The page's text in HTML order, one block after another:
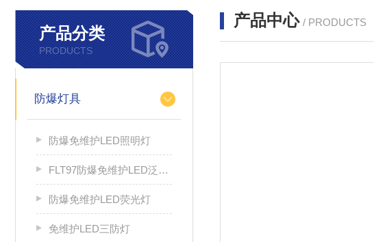
产品分类
PRODUCTS
防爆灯具
防爆免维护LED照明灯
FLT97防爆免维护LED泛光灯
防爆免维护LED荧光灯
免维护LED三防灯
产品中心 / PRODUCTS